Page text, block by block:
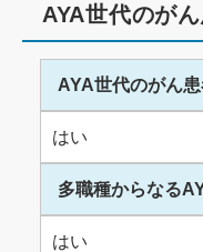
AYA世代のが
AYA世代のがん
はい
多職種からなる
はい